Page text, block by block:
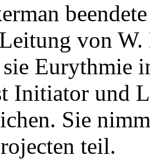
von
Eurythmie
Initiator und
Sie
teil.